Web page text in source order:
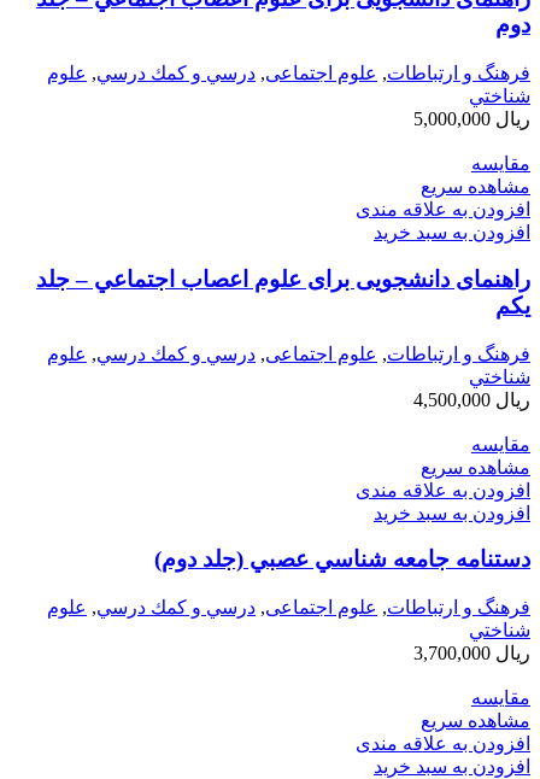
دوم
فرهنگ و ارتباطات, علوم اجتماعی, درسي و كمك درسي, علوم
شناختي
ریال
مقایسه
مشاهده سریع
افزودن به علاقه مندی
افزودن به سبد خرید
راهنمای دانشجویی برای علوم اعصاب اجتماعي – جلد
يكم
فرهنگ و ارتباطات, علوم اجتماعی, درسي و كمك درسي, علوم
شناختي
ریال
مقایسه
مشاهده سریع
افزودن به علاقه مندی
افزودن به سبد خرید
دستنامه جامعه شناسي عصبي (جلد دوم)
فرهنگ و ارتباطات, علوم اجتماعی, درسي و كمك درسي, علوم
شناختي
ریال
مقایسه
مشاهده سریع
افزودن به علاقه مندی
افزودن به سبد خرید